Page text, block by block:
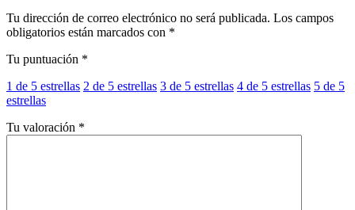
Tu dirección de correo electrónico no será publicada. Los campos
obligatorios están marcados con *
Tu puntuación *
1 de 5 estrellas 2 de 5 estrellas 3 de 5 estrellas 4 de 5 estrellas 5 de 5
estrellas
Tu valoración *